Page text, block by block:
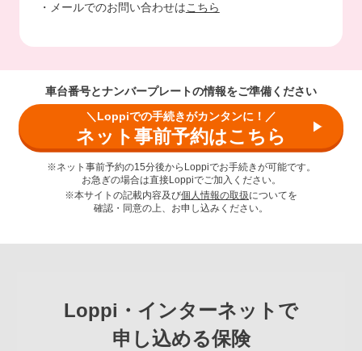
・メールでのお問い合わせはこちら
車台番号とナンバープレートの情報をご準備ください
＼Loppiでの手続きがカンタンに！／
ネット事前予約はこちら
※ネット事前予約の15分後からLoppiでお手続きが可能です。
お急ぎの場合は直接Loppiでご加入ください。
※本サイトの記載内容及び個人情報の取扱についてを
確認・同意の上、お申し込みください。
Loppi・インターネットで
申し込める保険